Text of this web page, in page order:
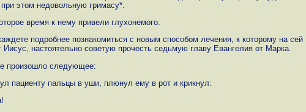
этом недовольную гримасу*.
время к нему привели глухонемого.
подробнее познакомиться с новым способом лечения, к которому на сей
Иисус, настоятельно советую прочесть седьмую главу Евангелия от Марка.
произошло следующее:
пациенту пальцы в уши, плюнул ему в рот и крикнул: